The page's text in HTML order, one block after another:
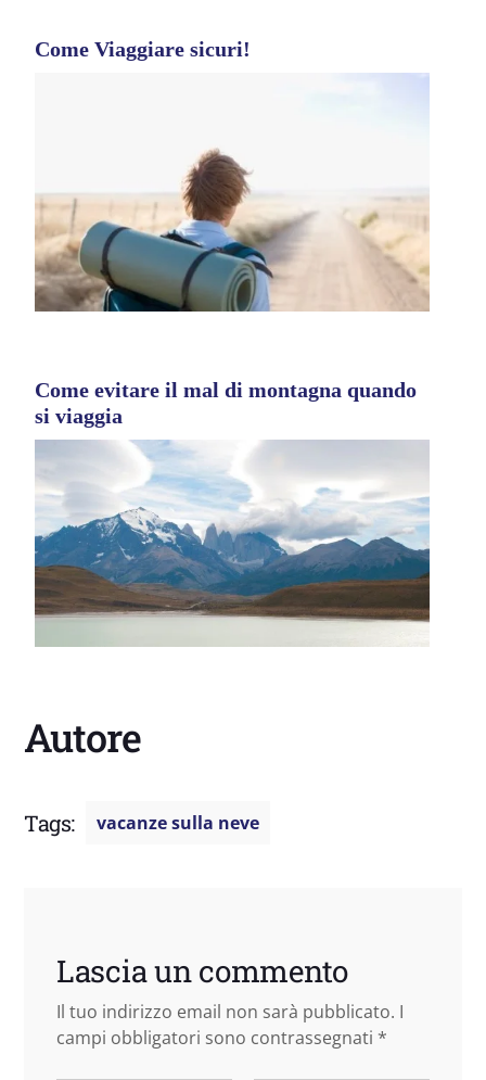
Come Viaggiare sicuri!
Come evitare il mal di montagna quando
si viaggia
Autore
Tags: vacanze sulla neve
Lascia un commento
Il tuo indirizzo email non sarà pubblicato. I
campi obbligatori sono contrassegnati *